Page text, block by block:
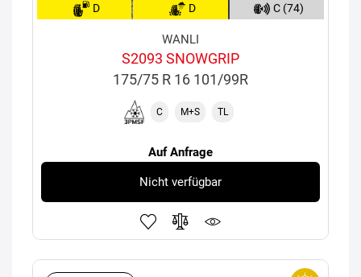
D D C (74)
WANLI
S2093 SNOWGRIP
175/75 R 16 101/99R
C M+S TL
Auf Anfrage
Nicht verfügbar